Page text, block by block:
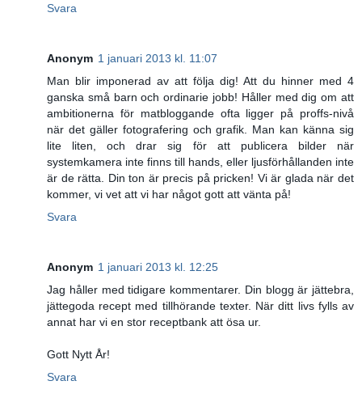
Svara
Anonym 1 januari 2013 kl. 11:07
Man blir imponerad av att följa dig! Att du hinner med 4
ganska små barn och ordinarie jobb! Håller med dig om att
ambitionerna för matbloggande ofta ligger på proffs-nivå
när det gäller fotografering och grafik. Man kan känna sig
lite liten, och drar sig för att publicera bilder när
systemkamera inte finns till hands, eller ljusförhållanden inte
är de rätta. Din ton är precis på pricken! Vi är glada när det
kommer, vi vet att vi har något gott att vänta på!
Svara
Anonym 1 januari 2013 kl. 12:25
Jag håller med tidigare kommentarer. Din blogg är jättebra,
jättegoda recept med tillhörande texter. När ditt livs fylls av
annat har vi en stor receptbank att ösa ur.
Gott Nytt År!
Svara